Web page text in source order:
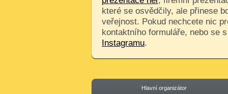
které se osvědčily, ale přinese
veřejnost. Pokud nechcete nic
kontaktního formuláře, nebo se
Instagramu.
Hlavní organizátor